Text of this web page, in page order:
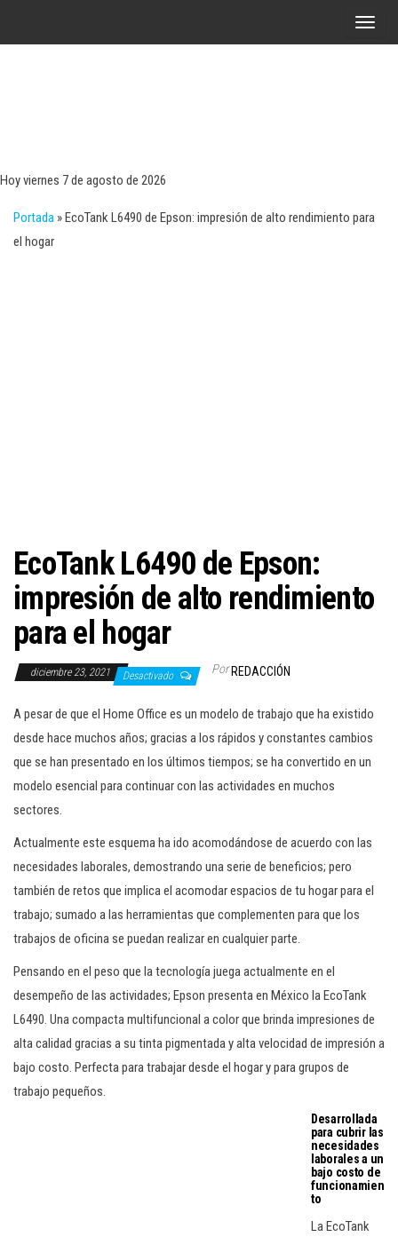
A
l
Hoy viernes 7 de agosto de 2026
Portada »EcoTank L6490 de Epson: impresión de alto rendimiento para
el hogar
EcoTank L6490 de Epson:
impresión de alto rendimiento
para el hogar
diciembre 23, 2021 Desactivado Por REDACCIÓN
A pesar de que el Home Office es un modelo de trabajo que ha existido
desde hace muchos años; gracias a los rápidos y constantes cambios
que se han presentado en los últimos tiempos; se ha convertido en un
modelo esencial para continuar con las actividades en muchos
sectores.
Actualmente este esquema ha ido acomodándose de acuerdo con las
necesidades laborales, demostrando una serie de beneficios; pero
también de retos que implica el acomodar espacios de tu hogar para el
trabajo; sumado a las herramientas que complementen para que los
trabajos de oficina se puedan realizar en cualquier parte.
Pensando en el peso que la tecnología juega actualmente en el
desempeño de las actividades; Epson presenta en México la EcoTank
L6490. Una compacta multifuncional a color que brinda impresiones de
alta calidad gracias a su tinta pigmentada y alta velocidad de impresión a
bajo costo. Perfecta para trabajar desde el hogar y para grupos de
trabajo pequeños.
Desarrollada
para cubrir las
necesidades
laborales a un
bajo costo de
funcionamien
to
La EcoTank